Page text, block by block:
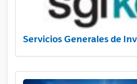
Servicios Generales de